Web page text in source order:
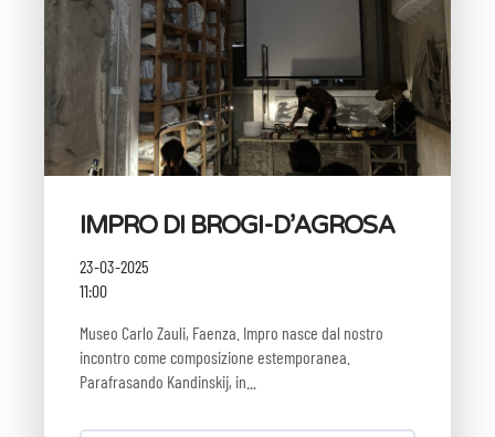
IMPRO DI BROGI-D’AGROSA
23-03-2025
11:00
Museo Carlo Zauli, Faenza. Impro nasce dal nostro
incontro come composizione estemporanea.
Parafrasando Kandinskij, in...